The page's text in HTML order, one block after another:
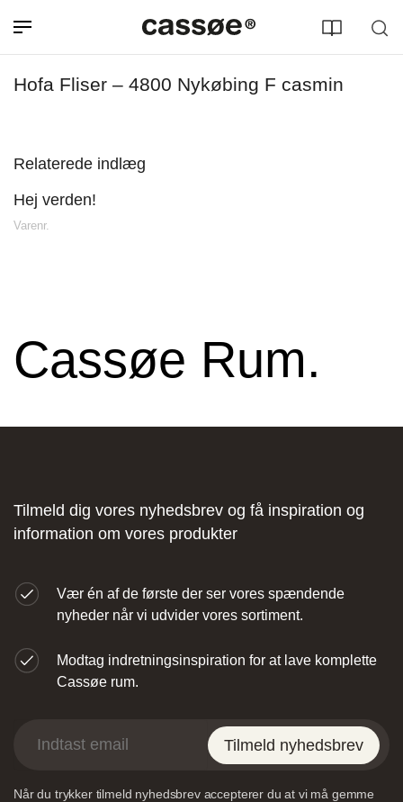
Hofa Fliser – 4800 Nykøbing F casmin
Relaterede indlæg
Hej verden!
Varenr.
Cassøe Rum.
Tilmeld dig vores nyhedsbrev og få inspiration og
information om vores produkter
Vær én af de første der ser vores spændende
nyheder når vi udvider vores sortiment.
Modtag indretningsinspiration for at lave komplette
Cassøe rum.
Tilmeld nyhedsbrev
Når du trykker tilmeld nyhedsbrev accepterer du at vi må gemme
Søg efter adresse
Danmark
Nettoline Ribe
Øster Vedsted Vej 6, 6760 Ribe,